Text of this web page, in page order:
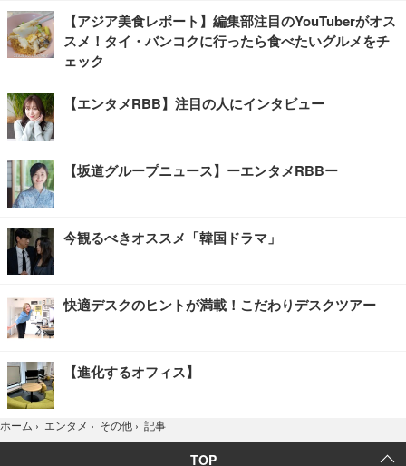
【アジア美食レポート】編集部注目のYouTuberがオス
スメ！タイ・バンコクに行ったら食べたいグルメをチ
ェック
【エンタメRBB】注目の人にインタビュー
【坂道グループニュース】ーエンタメRBBー
今観るべきオススメ「韓国ドラマ」
快適デスクのヒントが満載！こだわりデスクツアー
【進化するオフィス】
ホーム › エンタメ › その他 › 記事
TOP